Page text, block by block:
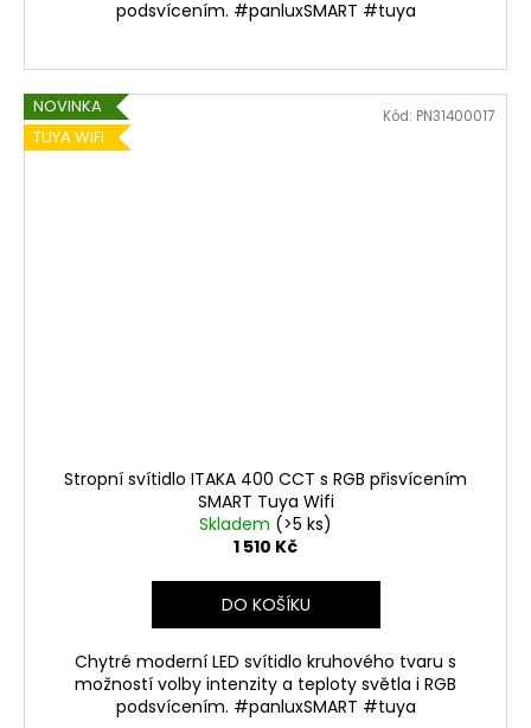
podsvícením. #panluxSMART #tuya
NOVINKA
TUYA WIFI
Stropní svítidlo ITAKA 400 CCT s RGB přisvícením
SMART Tuya Wifi
Skladem (>5 ks)
1 510 Kč
DO KOŠÍKU
Chytré moderní LED svítidlo kruhového tvaru s
možností volby intenzity a teploty světla i RGB
podsvícením. #panluxSMART #tuya
Kód: PN31400017